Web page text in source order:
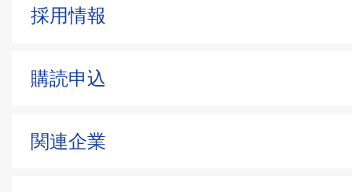
採用情報
購読申込
関連企業